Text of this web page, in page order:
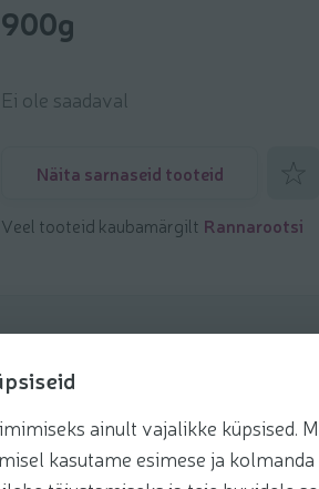
ainult vajalikke küpsised.
kasutame esimese ja
900g
Ei ole saadaval
Näita sarnaseid tooteid
Veel tooteid kaubamärgilt Rannarootsi